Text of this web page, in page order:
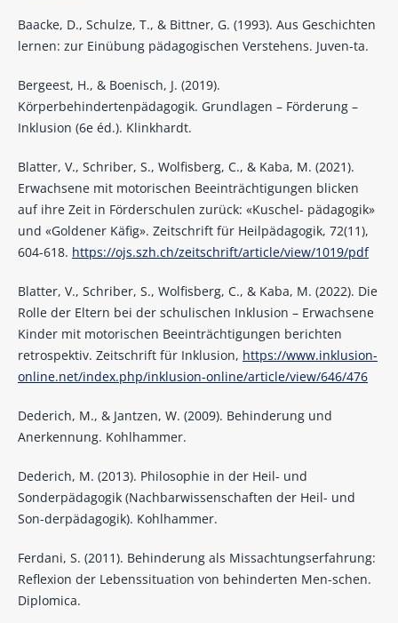
Baacke, D., Schulze, T., & Bittner, G. (1993). Aus Geschichten
lernen: zur Einübung pädagogischen Verstehens. Juven-ta.
Bergeest, H., & Boenisch, J. (2019).
Körperbehindertenpädagogik. Grundlagen – Förderung –
Inklusion (6e éd.). Klinkhardt.
Blatter, V., Schriber, S., Wolfisberg, C., & Kaba, M. (2021).
Erwachsene mit motorischen Beeinträchtigungen blicken
auf ihre Zeit in Förderschulen zurück: «Kuschel- pädagogik»
und «Goldener Käfig». Zeitschrift für Heilpädagogik, 72(11),
604-618. https://ojs.szh.ch/zeitschrift/article/view/1019/pdf
Blatter, V., Schriber, S., Wolfisberg, C., & Kaba, M. (2022). Die
Rolle der Eltern bei der schulischen Inklusion – Erwachsene
Kinder mit motorischen Beeinträchtigungen berichten
retrospektiv. Zeitschrift für Inklusion, https://www.inklusion-
online.net/index.php/inklusion-online/article/view/646/476
Dederich, M., & Jantzen, W. (2009). Behinderung und
Anerkennung. Kohlhammer.
Dederich, M. (2013). Philosophie in der Heil- und
Sonderpädagogik (Nachbarwissenschaften der Heil- und
Son-derpädagogik). Kohlhammer.
Ferdani, S. (2011). Behinderung als Missachtungserfahrung:
Reflexion der Lebenssituation von behinderten Men-schen.
Diplomica.